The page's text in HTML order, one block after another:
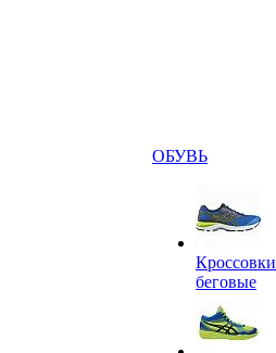
ОБУВЬ
Кроссовки
беговые